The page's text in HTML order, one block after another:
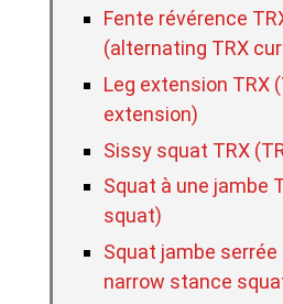
Fente révérence
(alternating TRX
Leg extension TRX
extension)
Sissy squat TRX
Squat à une jambe
squat)
Squat jambe serrée
narrow stance